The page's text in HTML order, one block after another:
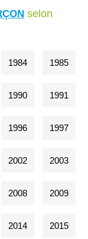
selon
1984 1985
1990 1991
1996 1997
2002 2003
2008 2009
2014 2015